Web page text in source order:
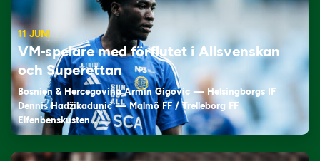
11 JUNI
VM-spelare med förflutet i Allsvenskan
och Superettan
Bosnien & Hercegovina Armin Gigovic — Helsingborgs IF
Dennis Hadžikadunić — Malmö FF / Trelleborg FF
Elfenbenskusten…